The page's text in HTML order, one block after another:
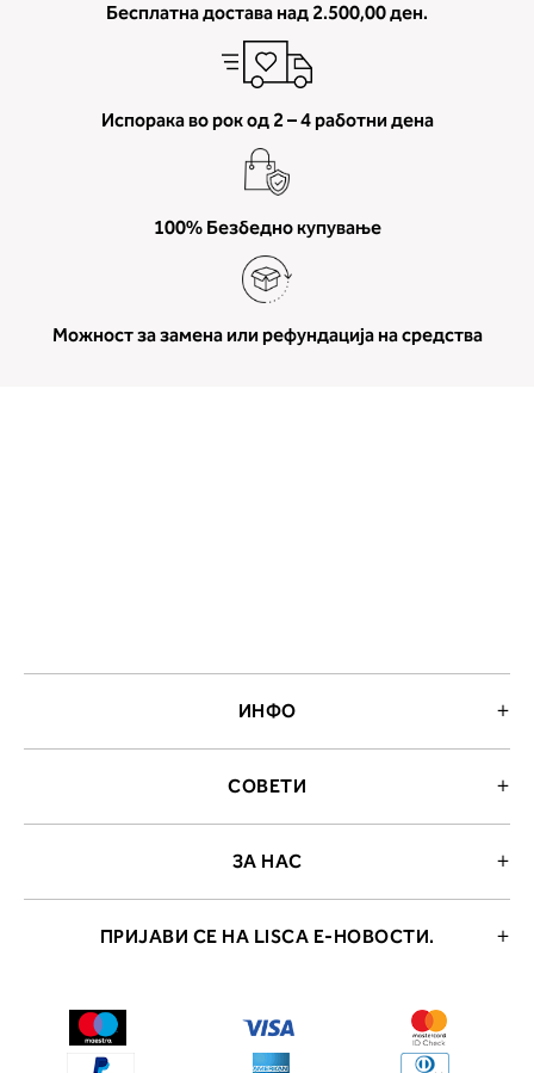
Бесплатна достава над 2.500,00 ден.
Испорака во рок од 2 – 4 работни дена
100% Безбедно купување
Можност за замена или рефундација на средства
ИНФО
СОВЕТИ
ЗА НАС
ПРИЈАВИ СЕ НА LISCA Е-НОВОСТИ.